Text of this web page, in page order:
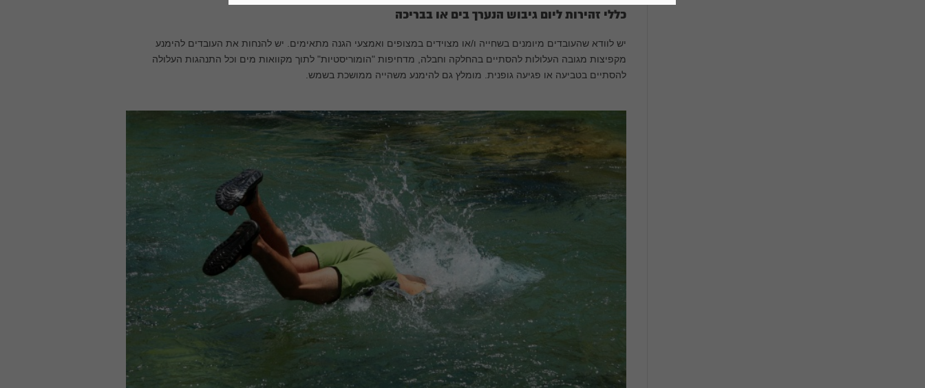
כללי זהירות ליום גיבוש הנערך בים או בבריכה
יש לוודא שהעובדים מיומנים בשחייה ו/או מצוידים במצופים ואמצעי הגנה מתאימים. יש להנחות את העובדים להימנע
מקפיצות מגובה העלולות להסתיים בהחלקה וחבלה, מדחיפות "הומוריסטיות" לתוך מקוואות מים וכל התנהגות העלולה
להסתיים בטביעה או פגיעה גופנית. מומלץ גם להימנע משהייה ממושכת בשמש.